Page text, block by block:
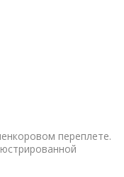
переплете.